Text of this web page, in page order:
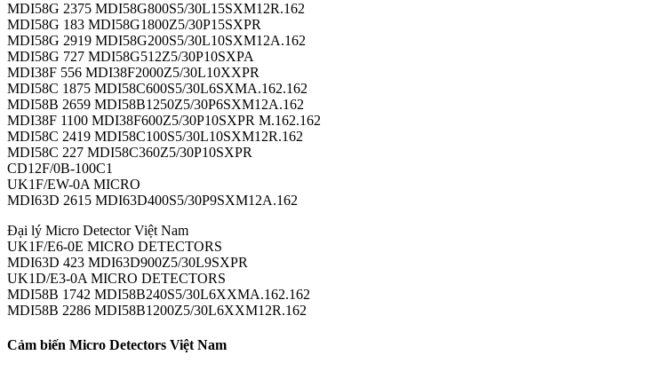
MDI58G 2375 MDI58G800S5/30L15SXM12R.162
MDI58G 183 MDI58G1800Z5/30P15SXPR
MDI58G 2919 MDI58G200S5/30L10SXM12A.162
MDI58G 727 MDI58G512Z5/30P10SXPA
MDI38F 556 MDI38F2000Z5/30L10XXPR
MDI58C 1875 MDI58C600S5/30L6SXMA.162.162
MDI58B 2659 MDI58B1250Z5/30P6SXM12A.162
MDI38F 1100 MDI38F600Z5/30P10SXPR M.162.162
MDI58C 2419 MDI58C100S5/30L10SXM12R.162
MDI58C 227 MDI58C360Z5/30P10SXPR
CD12F/0B-100C1
UK1F/EW-0A MICRO
MDI63D 2615 MDI63D400S5/30P9SXM12A.162
Đại lý Micro Detector Việt Nam
UK1F/E6-0E MICRO DETECTORS
MDI63D 423 MDI63D900Z5/30L9SXPR
UK1D/E3-0A MICRO DETECTORS
MDI58B 1742 MDI58B240S5/30L6XXMA.162.162
MDI58B 2286 MDI58B1200Z5/30L6XXM12R.162
Cảm biến Micro Detectors Việt Nam